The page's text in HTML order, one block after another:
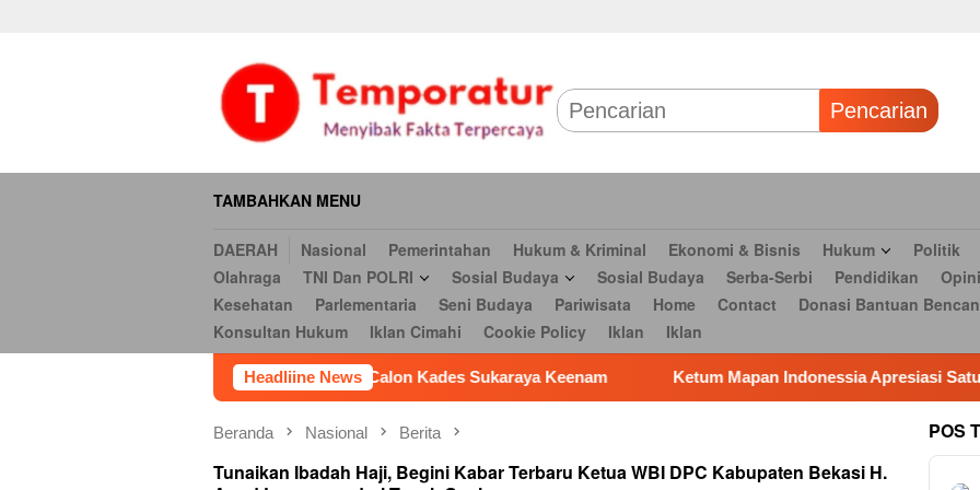
Pencarian
TAMBAHKAN MENU
DAERAH Nasional Pemerintahan Hukum & Kriminal Ekonomi & Bisnis Hukum Politik
Olahraga
TNI Dan POLRI Sosial Budaya Sosial Budaya Serba-Serbi Pendidikan Opini
Kesehatan
Parlementaria Seni Budaya Pariwisata Home Contact
Donasi Bantuan
Konsultan Hukum
Iklan Cimahi Cookie Policy Iklan Iklan
Headliine News
Resmi Daftar Jadi Calon Kades Sukaraya Keenam Ketum Mapan Indonessia Apresiasi Satuan Narkoba Polres
Beranda Nasional Berita
Tunaikan Ibadah Haji, Begini Kabar Terbaru Ketua WBI DPC Kabupaten Bekasi H.
POS
Religi
Cookie Policy Iklan Iklan